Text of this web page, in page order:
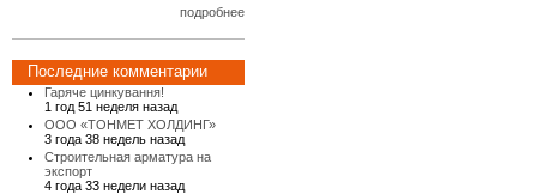
подробнее
Последние комментарии
Гаряче цинкування!
1 год 51 неделя назад
ООО «ТОНМЕТ ХОЛДИНГ»
3 года 38 недель назад
Строительная арматура на
экспорт
4 года 33 недели назад